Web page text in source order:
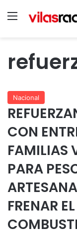
Menú
Nacional
CON
FAMILIAS
PARA
FRENAR